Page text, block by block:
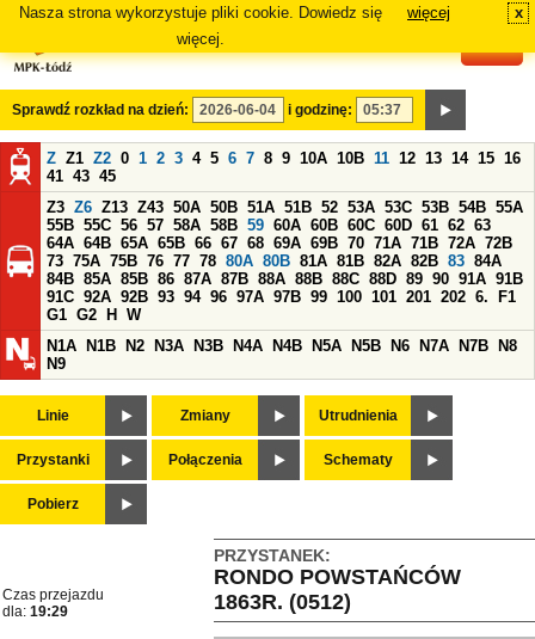
Nasza strona wykorzystuje pliki cookie. Dowiedz się
więcej.
więcej x
Sprawdź rozkład na dzień: i godzinę:
Z Z1 Z2 0 1 2 3 4 5 6 7 8 9 10A 10B 11 12 13 14 15 16
41 43 45
Z3 Z6 Z13 Z43 50A 50B 51A 51B 52 53A 53C 53B 54B 55A
55B 55C 56 57 58A 58B 59 60A 60B 60C 60D 61 62 63
64A 64B 65A 65B 66 67 68 69A 69B 70 71A 71B 72A 72B
73 75A 75B 76 77 78 80A 80B 81A 81B 82A 82B 83 84A
84B 85A 85B 86 87A 87B 88A 88B 88C 88D 89 90 91A 91B
91C 92A 92B 93 94 96 97A 97B 99 100 101 201 202 6.
F1
G1 G2 H
W
N1A
N1B N2 N3A N3B N4A N4B N5A N5B N6 N7A N7B
N8
N9
Linie Zmiany Utrudnienia
Przystanki Połączenia Schematy
Pobierz
PRZYSTANEK:
RONDO POWSTAŃCÓW
1863R. (0512)
Czas przejazdu
dla: 19:29